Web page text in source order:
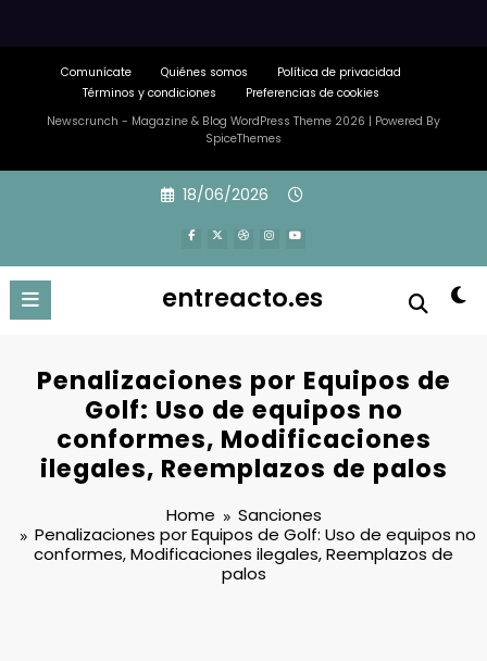
Comunícate Quiénes somos
Política de privacidad
Términos y condiciones
Preferencias de cookies
Newscrunch - Magazine & Blog WordPress Theme 2026 | Powered By
SpiceThemes
18/06/2026
entreacto.es
Penalizaciones por Equipos de
Golf: Uso de equipos no
conformes, Modificaciones
ilegales, Reemplazos de palos
Home
Sanciones
Penalizaciones por Equipos de Golf: Uso de equipos no
conformes, Modificaciones ilegales, Reemplazos de
palos